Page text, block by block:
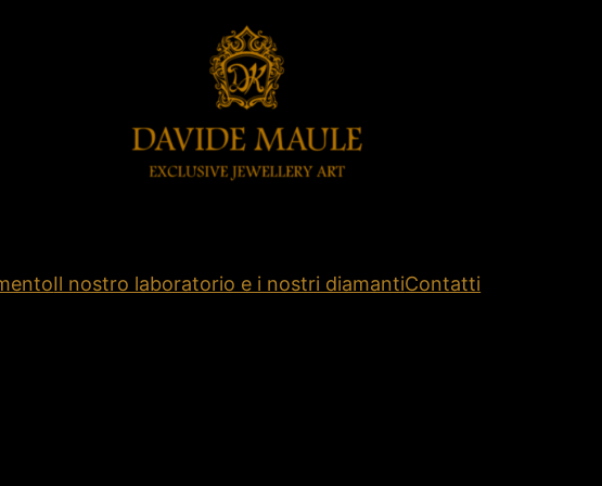
Il nostro laboratorio e i nostri diamantiContatti